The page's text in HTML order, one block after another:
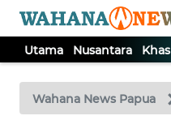
Utama Nusantara Khas
Wahana News Papua
TV
Tutup